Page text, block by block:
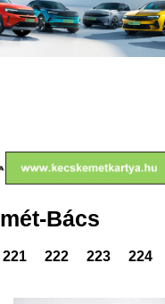
Bács
221 222 223 224